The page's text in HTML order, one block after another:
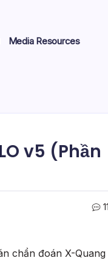
Media Resources
v5 (Phần
11
chẩn đoán X-Quang